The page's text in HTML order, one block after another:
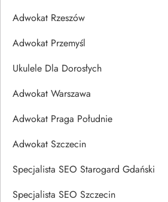
Adwokat Rzeszów
Adwokat Przemyśl
Ukulele Dla Dorosłych
Adwokat Warszawa
Adwokat Praga Południe
Adwokat Szczecin
Specjalista SEO Starogard Gdański
Specjalista SEO Szczecin